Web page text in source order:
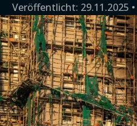
Veröffentlicht: 29.11.2025